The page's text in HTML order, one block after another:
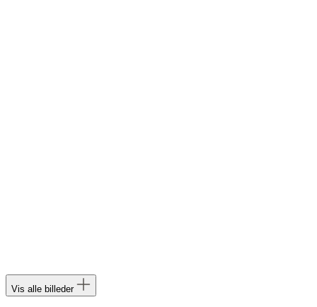
Vis alle billeder